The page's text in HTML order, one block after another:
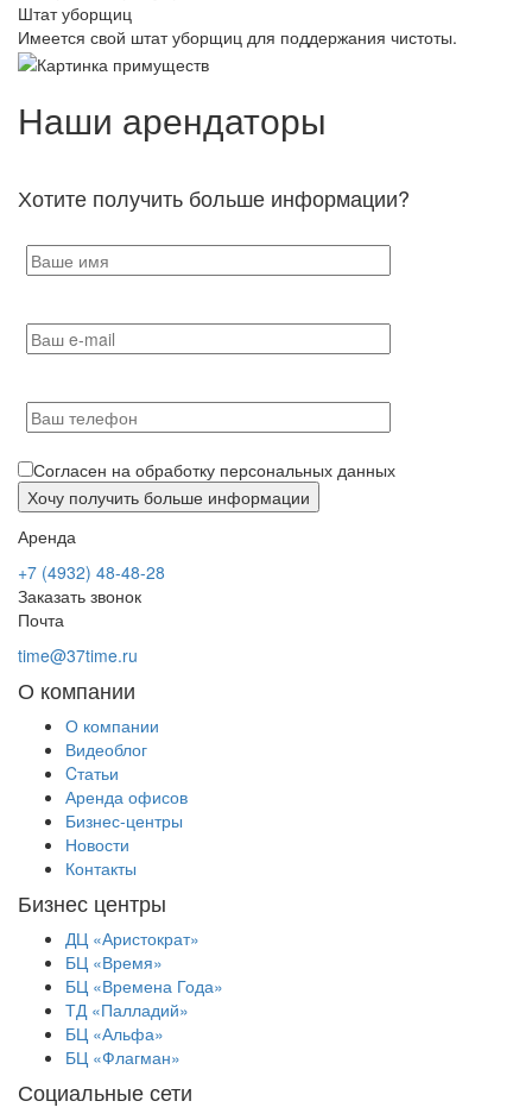
Штат уборщиц
Имеется свой штат уборщиц для поддержания чистоты.
Наши арендаторы
Хотите получить больше информации?
Согласен на обработку персональных данных
Аренда
+7 (4932) 48-48-28
Заказать звонок
Почта
time@37time.ru
О компании
О компании
Видеоблог
Cтатьи
Аренда офисов
Бизнес-центры
Новости
Контакты
Бизнес центры
ДЦ «Аристократ»
БЦ «Время»
БЦ «Времена Года»
ТД «Палладий»
БЦ «Альфа»
БЦ «Флагман»
Социальные сети